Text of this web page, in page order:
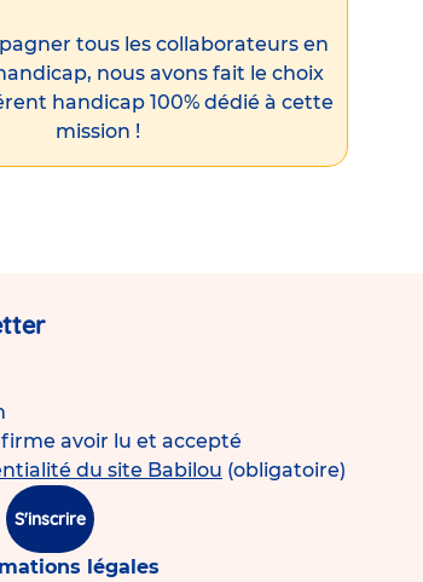
tous les collaborateurs en
nous avons fait le choix
handicap 100% dédié à cette
mission !
avoir lu et accepté
du site Babilou (obligatoire)
S'inscrire
légales